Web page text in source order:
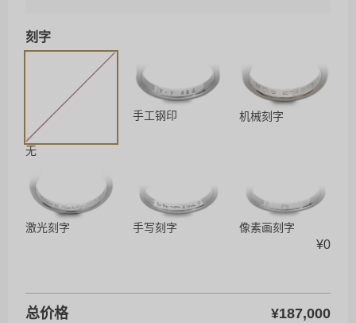
刻字
无
手工钢印 机械刻字
激光刻字 手写刻字 像素画刻字
¥0
总价格 ¥187,000